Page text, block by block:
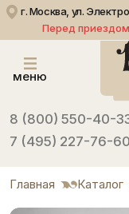
г. Москва, ул.
Перед
меню
8 (800) 550-40-
7 (495) 227-76-60
Главная Каталог